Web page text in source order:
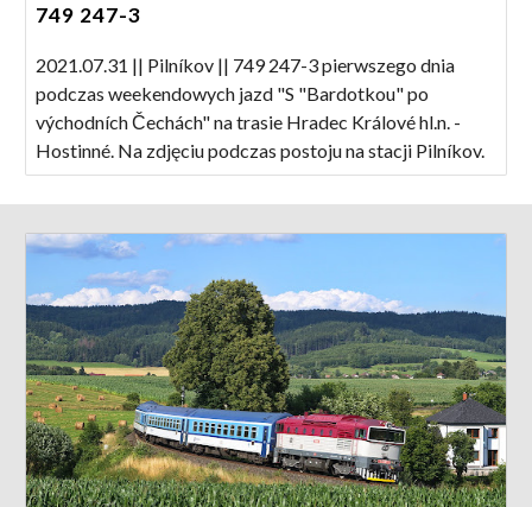
749 247-3
2021.07.31 || Pilníkov || 749 247-3 pierwszego dnia
podczas weekendowych jazd "S "Bardotkou" po
východních Čechách" na trasie Hradec Králové hl.n. -
Hostinné. Na zdjęciu podczas postoju na stacji Pilníkov.